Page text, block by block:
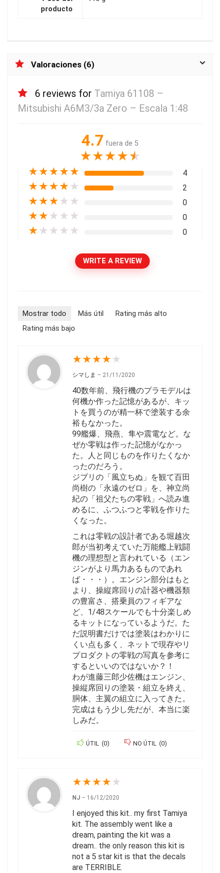
producto
Valoraciones (6)
6 reviews for Tamiya 61108 –
Mitsubishi A6M3/3a Zero – Escala 1:48
4.7 fuera de 5
★★★★★
★★★★★ 4
★★★★ ★ 2
★★★ ★ ★ 0
★★ ★ ★ ★ 0
★ ★ ★ ★ ★ 0
WRITE A REVIEW
Mostrar todo Más útil
Rating más alto
Rating más bajo
★★★★ ★
シマしま – 21/11/2020
40数年前、飛行機のプラモデルは
何機か作った記憶があるが、キッ
トを買うのが精一杯で塗装する余
裕もなかった。
99艦爆、飛燕、隼や震電など。な
ぜか零戦は作った記憶がなかっ
た。人と同じものを作りたくなか
ったのだろう。
ジブリの「風立ちぬ」を観て百田
尚樹の「永遠のゼロ」を、神立尚
紀の「祖父たちの零戦」へ読み進
めるに、ふつふつと零戦を作りた
くなった。
これは零戦の設計者である堀越次
郎が当初考えていた万能艦上戦闘
機の理想型と言われている（エン
ジンがより馬力あるものであれ
ば・・・）。エンジン部分はもと
より、操縦席回りの計器や機器類
の豊富さ、搭乗員のフィギアな
ど、1/48スケールでも十分楽しめ
るキットになっているようだ。た
だ説明書だけでは塗装はわかりに
くい点も多く、ネットで現存やリ
プロダクトの零戦の写真を参考に
するといいのではないか？！
わが進藤三郎少佐機はエンジン、
操縦席回りの塗装・組立を終え、
胴体、主翼の組立に入ってきた。
完成はもう少し先だが、本当に楽
しみだ。
ÚTIL (0) NO ÚTIL (0)
★★★★ ★
NJ – 16/12/2020
I enjoyed this kit.. my first Tamiya
kit. The assembly went like a
dream, painting the kit was a
dream.. the only reason this kit is
not a 5 star kit is that the decals
are TERRIBLE.